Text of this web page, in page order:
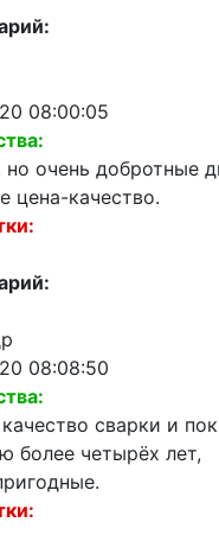
08:00:05
очень добротные
цена-качество.
08:08:50
сварки и
более четырёх лет,